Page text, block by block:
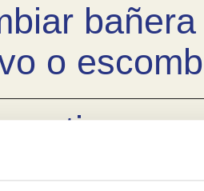
o
antigua y